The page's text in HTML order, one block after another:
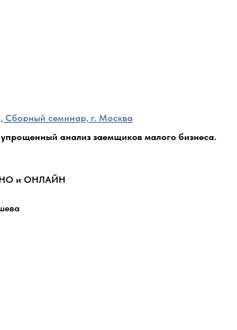
Сборный семинар, г. Москва
анализ заемщиков малого бизнеса.
и ОНЛАЙН